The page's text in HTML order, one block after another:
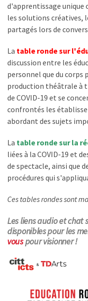
d'apprentissage unique
les solutions créatives,
partagés lors de
La table ronde sur
discussion entre les
personnel que du corps
production théâtrale à
de COVID-19 et se
confrontés les
abordant des sujets
La table ronde sur la
liées à la COVID-19 et
de spectacle, ainsi que
procédures qui
Ces tables rondes sont
Les liens audio et chat
disponibles pour les
vouspour visionner !